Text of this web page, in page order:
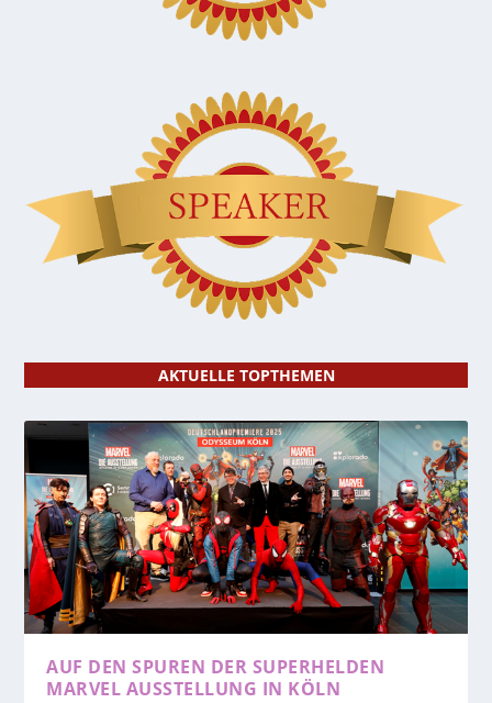
AKTUELLE TOPTHEMEN
AUF DEN SPUREN DER SUPERHELDEN
MARVEL AUSSTELLUNG IN KÖLN